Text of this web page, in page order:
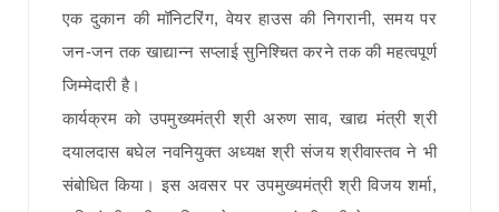
एक दुकान की मॉनिटरिंग, वेयर हाउस की निगरानी, समय पर
जन-जन तक खाद्यान्न सप्लाई सुनिश्चित करने तक की महत्वपूर्ण
जिम्मेदारी है।
कार्यक्रम को उपमुख्यमंत्री श्री अरुण साव, खाद्य मंत्री श्री
दयालदास बघेल नवनियुक्त अध्यक्ष श्री संजय श्रीवास्तव ने भी
संबोधित किया। इस अवसर पर उपमुख्यमंत्री श्री विजय शर्मा,